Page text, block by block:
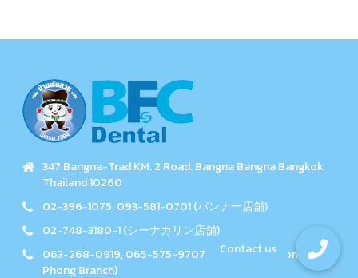
347 Bangna-Trad KM. 2 Road. Bangna Bangna Bangkok
Thailand 10260
02-396-1075, 093-581-0701 (バンナー店舗)
02-748-3180-1 (シーナカリン店舗)
063-268-0919, 065-575-9707 (Emsphere, Phrom
Phong Branch)